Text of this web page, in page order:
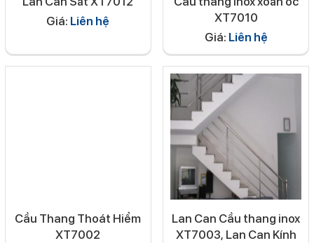
Giá: Liên hệ
XT7010
Giá: Liên hệ
Cầu Thang Thoát Hiểm
XT7002
Lan Can Cầu thang inox
XT7003, Lan Can Kính